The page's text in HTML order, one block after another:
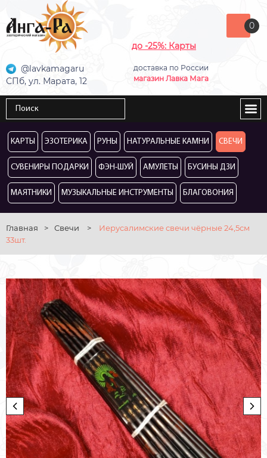
до -25%: Карты
доставка по России
магазин Лавка Мага
@lavkamagaru
СПб, ул. Марата, 12
0
КАРТЫ ЭЗОТЕРИКА РУНЫ НАТУРАЛЬНЫЕ КАМНИ СВЕЧИ
СУВЕНИРЫ ПОДАРКИ ФЭН-ШУЙ АМУЛЕТЫ БУСИНЫ ДЗИ
МАЯТНИКИ МУЗЫКАЛЬНЫЕ ИНСТРУМЕНТЫ БЛАГОВОНИЯ
Главная > Свечи >
Иерусалимские свечи чёрные 24,5см
33шт.